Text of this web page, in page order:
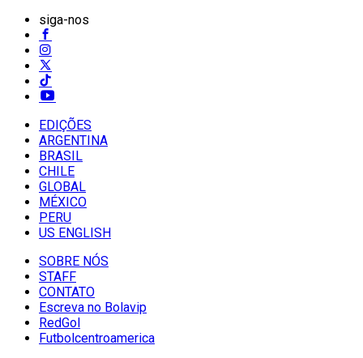
siga-nos
EDIÇÕES
ARGENTINA
BRASIL
CHILE
GLOBAL
MÉXICO
PERU
US ENGLISH
SOBRE NÓS
STAFF
CONTATO
Escreva no Bolavip
RedGol
Futbolcentroamerica